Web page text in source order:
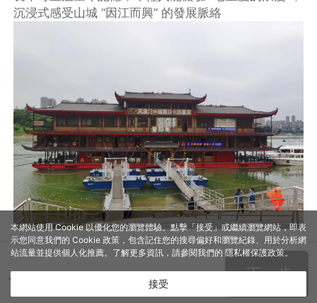
沉浸式感受山城 “因江而興” 的發展脈絡
TWD 下一步
本網站使用 Cookie 以優化您的瀏覽體驗。點擊「接受」或繼續瀏覽網站，即表
示您同意我們的 Cookie 政策，包含記住您的搜尋偏好和瀏覽紀錄、用於分析網
站流量並提供個人化推薦。了解更多資訊，請參閱我們的 隱私權保護政策。
接受